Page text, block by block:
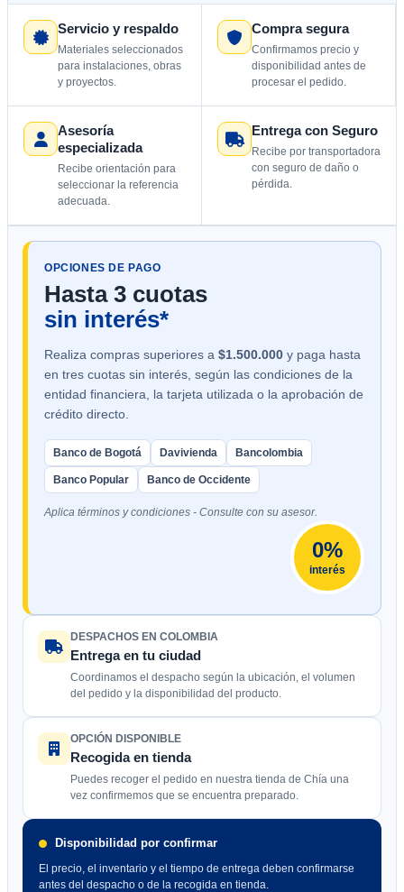
Servicio y respaldo
Materiales seleccionados
para instalaciones, obras
y proyectos.
Compra segura
Confirmamos precio y
disponibilidad antes de
procesar el pedido.
Asesoría
especializada
Recibe orientación para
seleccionar la referencia
adecuada.
Entrega con Seguro
Recibe por transportadora
con seguro de daño o
pérdida.
OPCIONES DE PAGO
Hasta 3 cuotas
sin interés*
Realiza compras superiores a $1.500.000 y paga hasta
en tres cuotas sin interés, según las condiciones de la
entidad financiera, la tarjeta utilizada o la aprobación de
crédito directo.
Banco de Bogotá Davivienda Bancolombia
Banco Popular Banco de Occidente
Aplica términos y condiciones - Consulte con su asesor.
0%
interés
DESPACHOS EN COLOMBIA
Entrega en tu ciudad
Coordinamos el despacho según la ubicación, el volumen
del pedido y la disponibilidad del producto.
OPCIÓN DISPONIBLE
Recogida en tienda
Puedes recoger el pedido en nuestra tienda de Chía una
vez confirmemos que se encuentra preparado.
Disponibilidad por confirmar
El precio, el inventario y el tiempo de entrega deben confirmarse
antes del despacho o de la recogida en tienda.